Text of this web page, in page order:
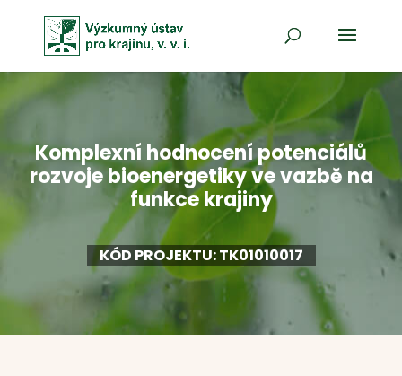
Komplexní hodnocení potenciálů
rozvoje bioenergetiky ve vazbě na
funkce krajiny
KÓD PROJEKTU: TK01010017